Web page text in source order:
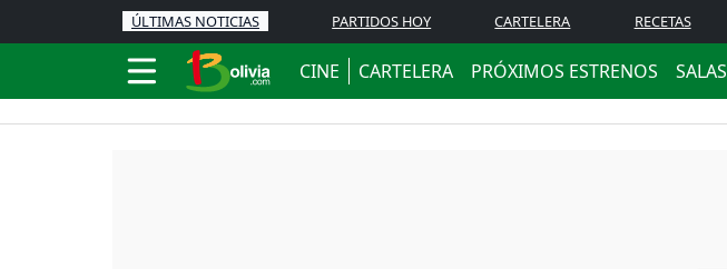
ÚLTIMAS NOTICIAS PARTIDOS HOY CARTELERA RECETAS
CINE CARTELERA PRÓXIMOS ESTRENOS SALAS